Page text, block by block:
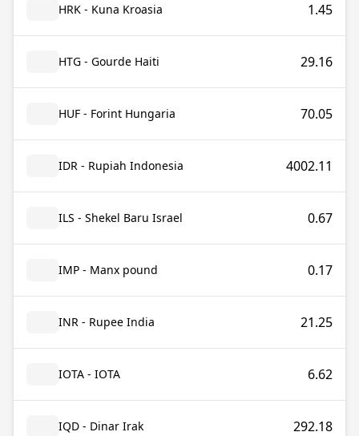
HRK - Kuna Kroasia 1.45
HTG - Gourde Haiti 29.16
HUF - Forint Hungaria 70.05
IDR - Rupiah Indonesia 4002.11
ILS - Shekel Baru Israel 0.67
IMP - Manx pound 0.17
INR - Rupee India 21.25
IOTA - IOTA 6.62
IQD - Dinar Irak 292.18